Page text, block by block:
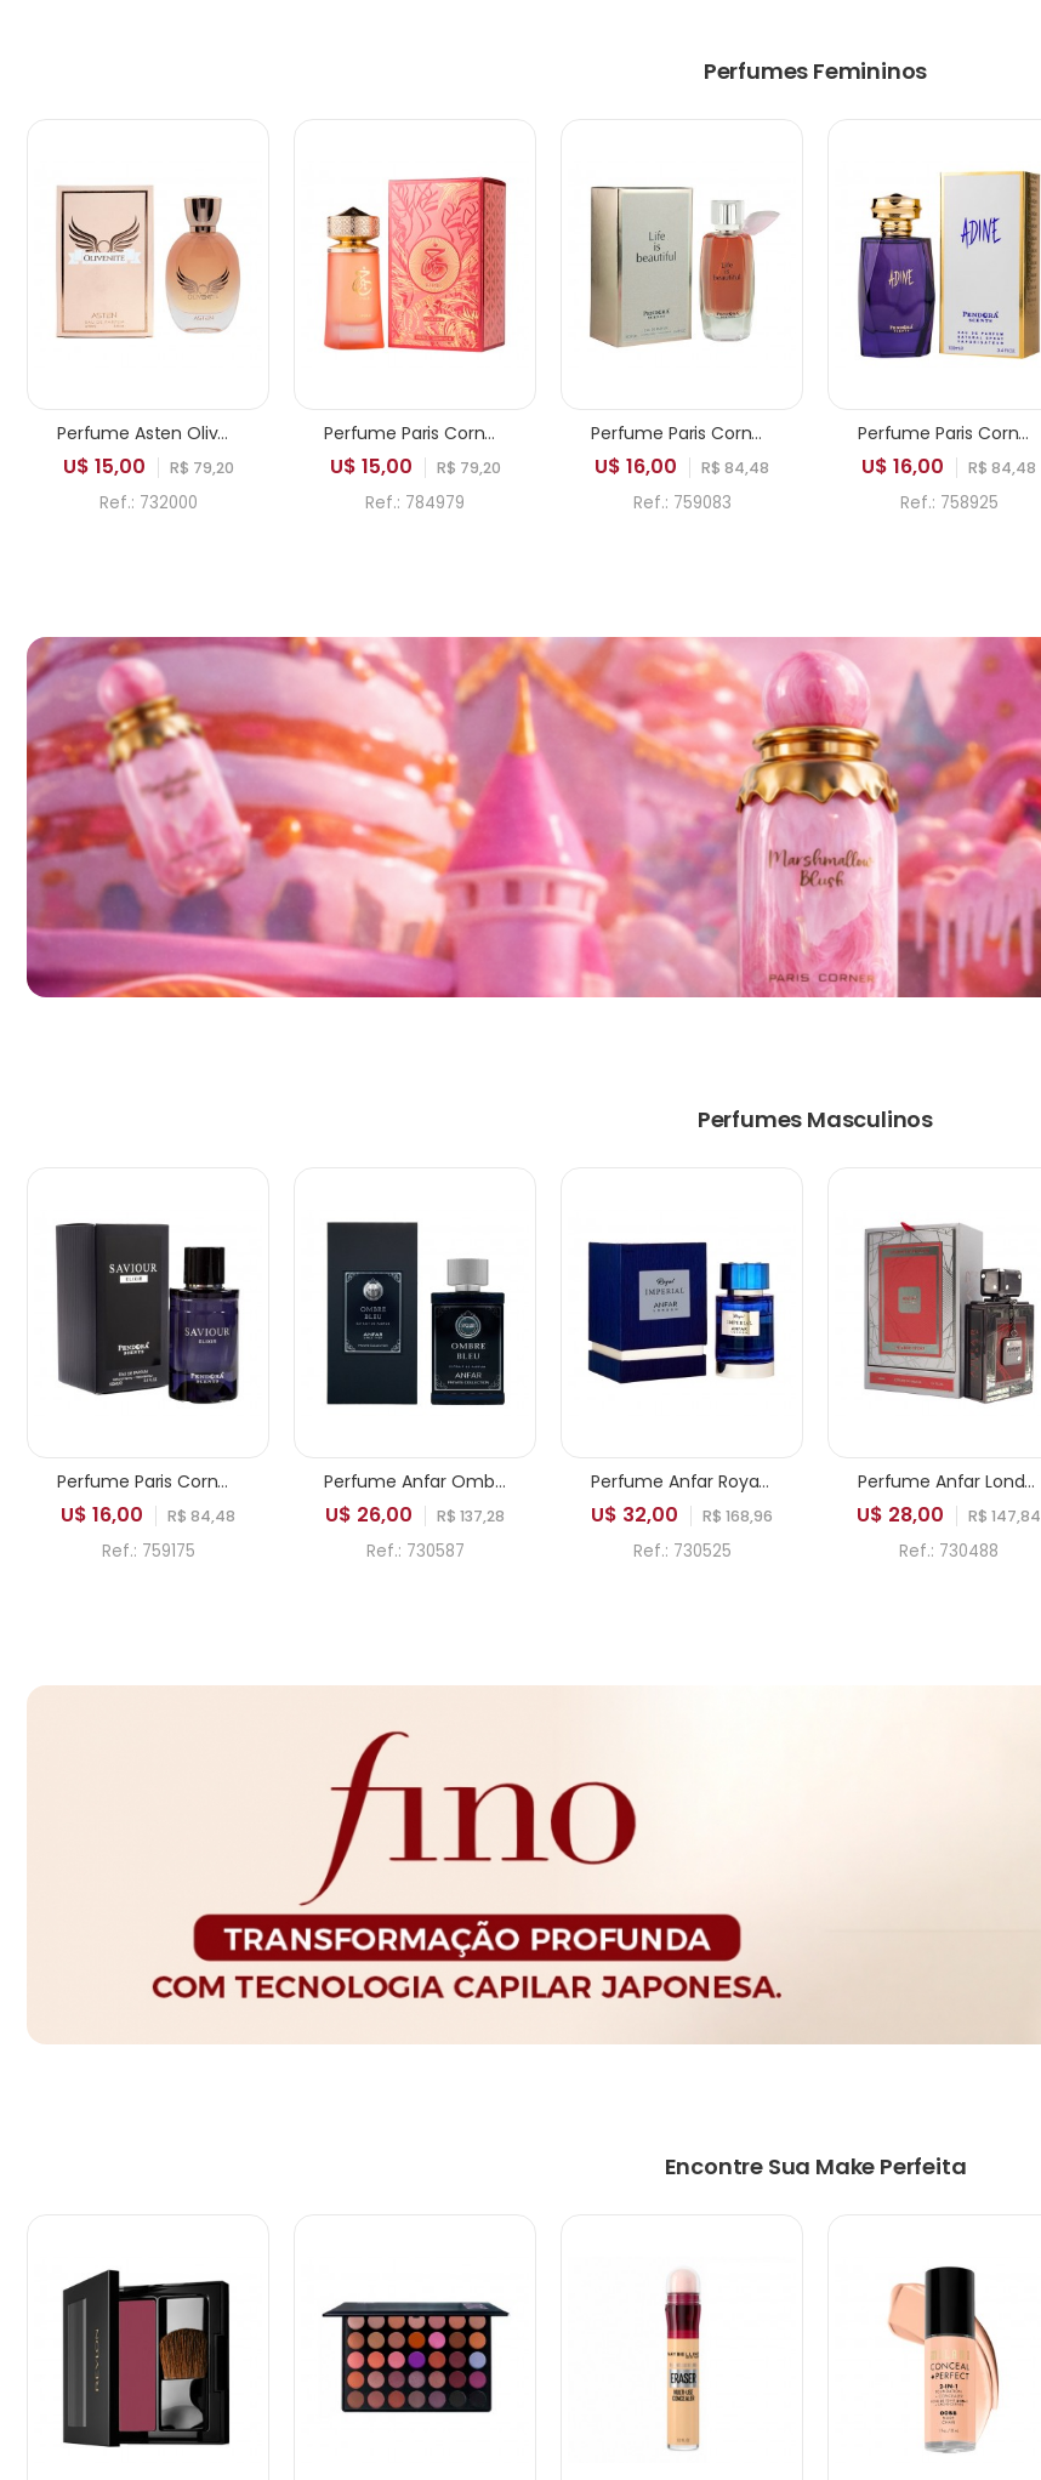
Perfumes Femininos
Perfume Asten Olivenite EDP Feminino 100ml
U$ 15,00 R$ 79,20
Ref.: 732000
Perfume Paris Corner Khair Fusion EDP Feminino 100ml
U$ 15,00 R$ 79,20
Ref.: 784979
Perfume Paris Corner Pendora Life is Beautiful EDP Feminino 100ml
U$ 16,00 R$ 84,48
Ref.: 759083
Perfume Paris Corner Pendora Adine EDP Feminino 100ml
U$ 16,00 R$ 84,48
Ref.: 758925
Perfumes Masculinos
Perfume Paris Corner Pendora Saviour Elixir EDP Masculino 100ml
U$ 16,00 R$ 84,48
Ref.: 759175
Perfume Anfar Ombre Bleu Extrait de Parfum Masculino 50ml
U$ 26,00 R$ 137,28
Ref.: 730587
Perfume Anfar Royal Imperial Extrait de Parfum Masculino 100ml
U$ 32,00 R$ 168,96
Ref.: 730525
Perfume Anfar London Aesthetic Edition Intense Sport Extrait de Parfum Masculino 100ml
U$ 28,00 R$ 147,84
Ref.: 730488
Encontre Sua Make Perfeita